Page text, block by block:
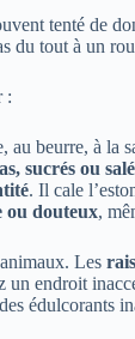
tenté de
du tout à un
:
au beurre, à la
sucrés ou
. Il cale
ou douteux,
Les
un endroit
édulcorants